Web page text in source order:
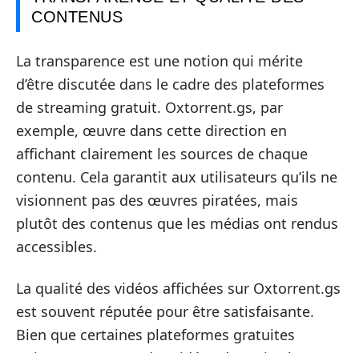
CONTENUS
La transparence est une notion qui mérite
d’être discutée dans le cadre des plateformes
de streaming gratuit. Oxtorrent.gs, par
exemple, œuvre dans cette direction en
affichant clairement les sources de chaque
contenu. Cela garantit aux utilisateurs qu’ils ne
visionnent pas des œuvres piratées, mais
plutôt des contenus que les médias ont rendus
accessibles.
La qualité des vidéos affichées sur Oxtorrent.gs
est souvent réputée pour être satisfaisante.
Bien que certaines plateformes gratuites